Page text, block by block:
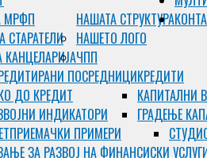
НАШАТА СТРУКТУРА
МРФП
СТАРАТЕЛИ
НАШЕТО ЛОГО
ЧПП
КРЕДИТИ
ПОСРЕДНИЦИ
ДО КРЕДИТ
ИНДИКАТОРИ
ПРИМЕРИ
КАПИТАЛНИ
ГРАДЕЊЕ
ЗА РАЗВОЈ НА ФИНАНСИСКИ